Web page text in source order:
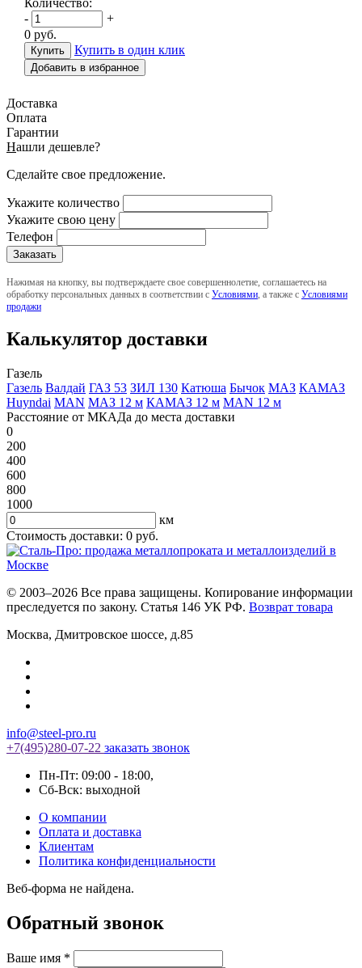
-
+
0 руб.
Купить в один клик
Добавить в избранное
Доставка
Оплата
Гарантии
Нашли дешевле?
Сделайте свое предложение.
Укажите количество
Укажите свою цену
Телефон
Нажимая на кнопку, вы подтверждаете свое совершеннолетие, соглашаетесь на
обработку персональных данных в соответствии с Условиями , а также с Условиями
продажи
Калькулятор доставки
Газель
Газель Валдай ГАЗ 53 ЗИЛ 130 Катюша Бычок МАЗ КАМАЗ
Huyndai MAN МАЗ 12 м КАМАЗ 12 м MAN 12 м
Расстояние от МКАДа до места доставки
0
200
400
600
800
1000
км
Стоимость доставки: 0 руб.
© 2003–2026 Все права защищены. Копирование информации
преследуется по закону. Статья 146 УК РФ. Возврат товара
Москва, Дмитровское шоссе, д.85
info@steel-pro.ru
+7(495)280-07-22 заказать звонок
Пн-Пт: 09:00 - 18:00,
Cб-Вск: выходной
О компании
Оплата и доставка
Клиентам
Политика конфиденциальности
Веб-форма не найдена.
Обратный звонок
Ваше имя *